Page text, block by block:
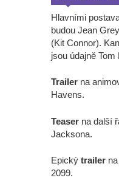
Hlavními
budou Jean
(Kit Connor).
jsou údajně
Trailer na
Havens.
Teaser na další
Jacksona.
Epický trailer
2099.